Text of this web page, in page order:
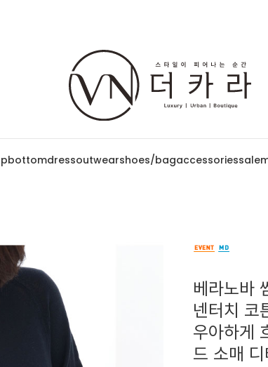
bottomdressoutwearshoes/bagaccessoriessale
베라노바
넨터치 코
우아하게
드 소매